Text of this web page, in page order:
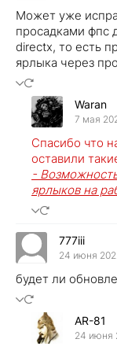
Может уже
просадками фпс
directx, то есть
ярлыка через
Waran
7 мая
Спасибо что
оставили
-
ярлыков на
777iii
24 июня
будет ли
AR-81
24 июня